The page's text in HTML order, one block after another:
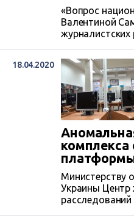
«Вопрос
Валентиной
года.
18.04.2020
комплекса
Министерству
Украины Центр